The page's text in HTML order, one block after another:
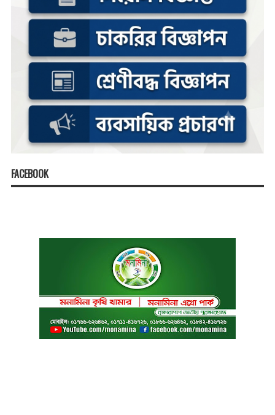
FACEBOOK